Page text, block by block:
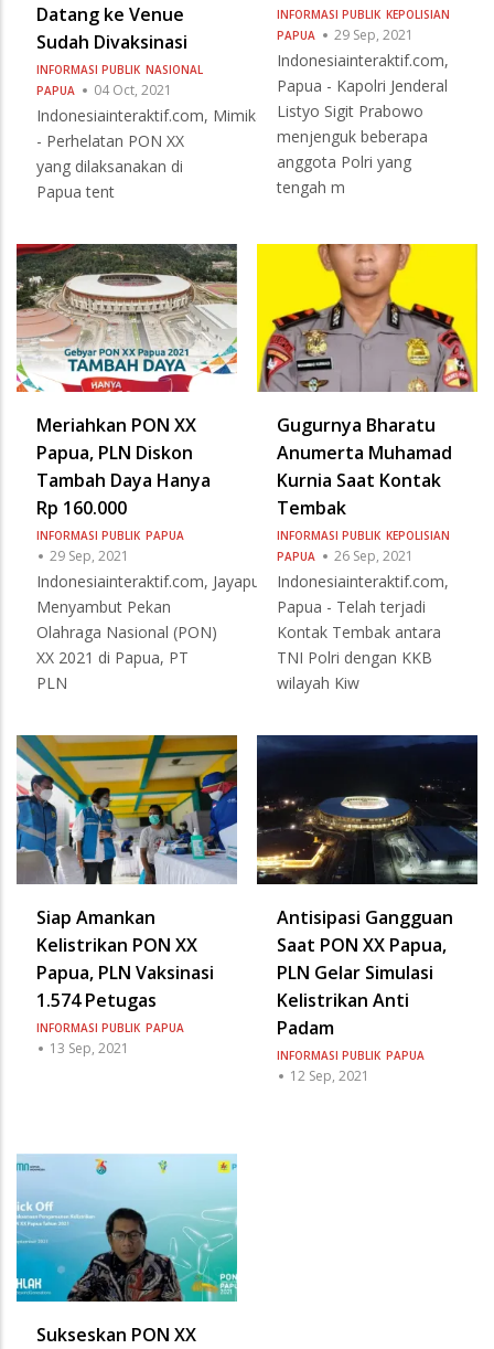
Datang ke Venue
Sudah Divaksinasi
INFORMASI PUBLIK NASIONAL
PAPUA
04 Oct, 2021
Indonesiainteraktif.com, Mimika
- Perhelatan PON XX
yang dilaksanakan di
Papua tent
INFORMASI PUBLIK KEPOLISIAN
PAPUA
29 Sep, 2021
Indonesiainteraktif.com,
Papua - Kapolri Jenderal
Listyo Sigit Prabowo
menjenguk beberapa
anggota Polri yang
tengah m
Meriahkan PON XX
Papua, PLN Diskon
Tambah Daya Hanya
Rp 160.000
INFORMASI PUBLIK PAPUA
29 Sep, 2021
Indonesiainteraktif.com, Jayapura -
Menyambut Pekan
Olahraga Nasional (PON)
XX 2021 di Papua, PT
PLN
Gugurnya Bharatu
Anumerta Muhamad
Kurnia Saat Kontak
Tembak
INFORMASI PUBLIK KEPOLISIAN
PAPUA
26 Sep, 2021
Indonesiainteraktif.com,
Papua - Telah terjadi
Kontak Tembak antara
TNI Polri dengan KKB
wilayah Kiw
Siap Amankan
Kelistrikan PON XX
Papua, PLN Vaksinasi
1.574 Petugas
INFORMASI PUBLIK PAPUA
13 Sep, 2021
Antisipasi Gangguan
Saat PON XX Papua,
PLN Gelar Simulasi
Kelistrikan Anti
Padam
INFORMASI PUBLIK PAPUA
12 Sep, 2021
Sukseskan PON XX